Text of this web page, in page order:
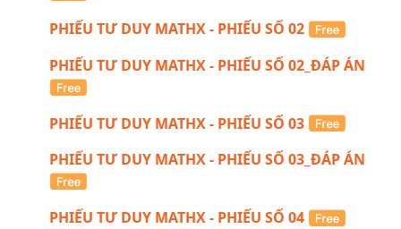
PHIẾU TƯ DUY MATHX - PHIẾU SỐ 02
PHIẾU TƯ DUY MATHX - PHIẾU SỐ 02_ĐÁP ÁN
PHIẾU TƯ DUY MATHX - PHIẾU SỐ 03
PHIẾU TƯ DUY MATHX - PHIẾU SỐ 03_ĐÁP ÁN
PHIẾU TƯ DUY MATHX - PHIẾU SỐ 04